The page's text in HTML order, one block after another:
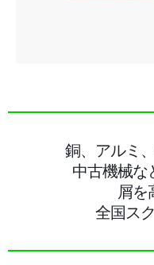
銅、アルミ
中古機械な
屑を
全国ス